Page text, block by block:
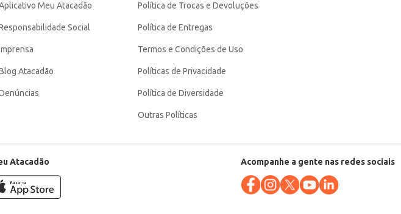
Meu Atacadão
Social
Atacadão
Política de Trocas e Devoluções
Política de Entregas
Termos e Condições de Uso
Políticas de Privacidade
Política de Diversidade
Outras Políticas
Atacadão Acompanhe a gente nas redes sociais